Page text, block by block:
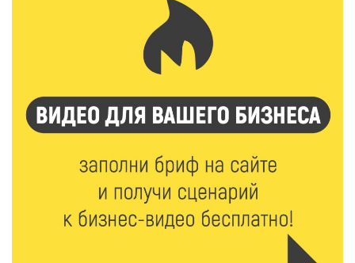
353
Голубев проверил школы и детсады Зубцова к 1
6 Авг 2026 15:01 183
От Твери до Москвы: выставка художника
Владимира Васильева о героях СВО проходит в РГБ
6 Авг 2026 14:55 154
В Твери создали соединения для кормовых